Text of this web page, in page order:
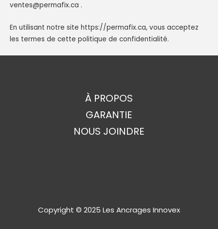
ventes@permafix.ca .
En utilisant notre site https://permafix.ca, vous acceptez
les termes de cette politique de confidentialité.
À PROPOS
GARANTIE
NOUS JOINDRE
Copyright © 2025 Les Ancrages Innovex